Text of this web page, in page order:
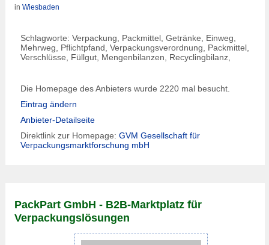
in Wiesbaden
Schlagworte: Verpackung, Packmittel, Getränke, Einweg,
Mehrweg, Pflichtpfand, Verpackungsverordnung, Packmittel,
Verschlüsse, Füllgut, Mengenbilanzen, Recyclingbilanz,
Die Homepage des Anbieters wurde 2220 mal besucht.
Eintrag ändern
Anbieter-Detailseite
Direktlink zur Homepage: GVM Gesellschaft für
Verpackungsmarktforschung mbH
PackPart GmbH - B2B-Marktplatz für
Verpackungs­­­lösungen